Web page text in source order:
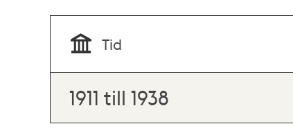
Tid
1911 till 1938